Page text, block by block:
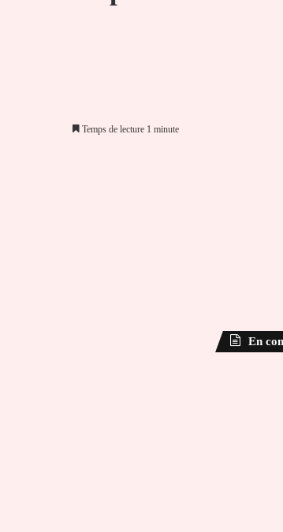
Temps de lecture 1 minute
En